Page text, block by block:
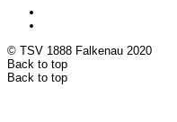
© TSV 1888 Falkenau 2020
Back to top
Back to top